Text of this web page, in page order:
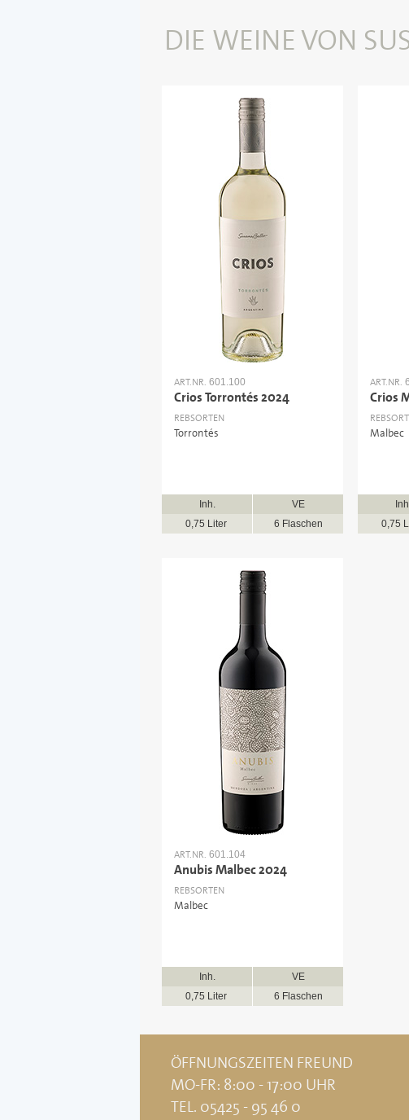
DIE WEINE VON
ART.NR. 601.100
Crios Torrontés 2024
REBSORTEN
Torrontés
Inh.
VE
0,75 Liter
6 Flaschen
ART.NR.
Crios
Malbec
Inh.
0,75
ART.NR. 601.104
Anubis Malbec 2024
REBSORTEN
Malbec
Inh.
VE
0,75 Liter
6 Flaschen
ÖFFNUNGSZEITEN FREUND
MO-FR: 8:00 - 17:00 UHR
TEL. 05425 - 95 46 0